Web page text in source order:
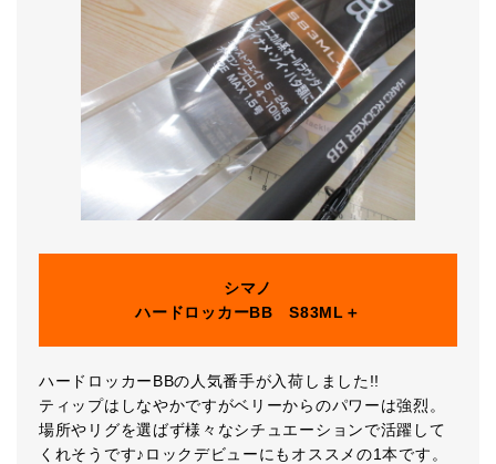
シマノ
ハードロッカーBB S83ML＋
ハードロッカーBBの人気番手が入荷しました!!
ティップはしなやかですがベリーからのパワーは強烈。
場所やリグを選ばず様々なシチュエーションで活躍して
くれそうです♪ロックデビューにもオススメの1本です。